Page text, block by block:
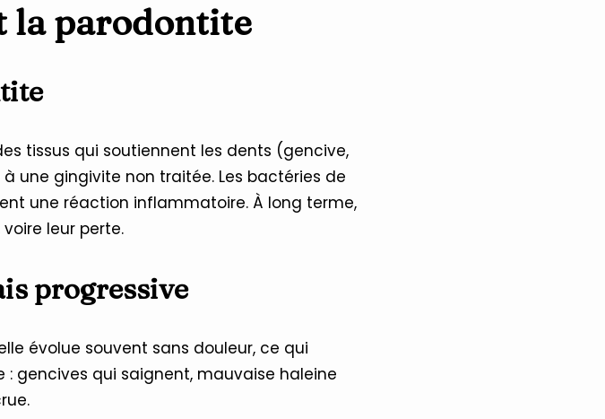
la parodontite
tissus qui soutiennent les dents (gencive,
une gingivite non traitée. Les bactéries de
une réaction inflammatoire. À long terme,
leur perte.
progressive
évolue souvent sans douleur, ce qui
: gencives qui saignent, mauvaise haleine